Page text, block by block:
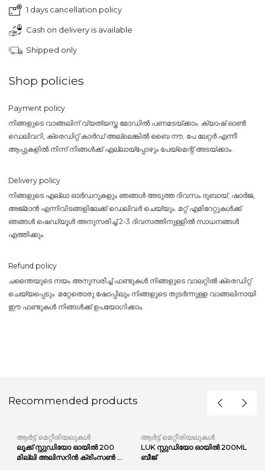
1 days cancellation policy
Cash on delivery is available
Shipped only
Shop policies
Payment policy
നിങ്ങളുടെ വാങ്ങലിന് വ്യത്യസ്ത മോഡിൽ പണമടയ്ക്കാം. ക്യാഷ് ഓൺ
ഡെലിവറി, ക്രെഡിറ്റ് കാർഡ് അല്ലെങ്കിൽ ബൈ നൗ, പേ ലേറ്റർ എന്നീ
ആപ്പുകളിൽ നിന്ന് നിങ്ങൾക്ക് എല്ലായ്പ്പോഴും പേയ്‌മെന്റ് അടയ്ക്കാം.
Delivery policy
നിങ്ങളുടെ എല്ലാ ഓർഡറുകളും ഞങ്ങൾ അടുത്ത ദിവസം ദുബായ്, ഷാർജ,
അജ്മാൻ എന്നിവിടങ്ങളിലേക്ക് ഡെലിവർ ചെയ്യും. മറ്റ് എമിറേറ്റുകൾക്ക്
ഞങ്ങൾ ഷെഡ്യൂൾ അനുസരിച്ച് 2-3 ദിവസത്തിനുള്ളിൽ സാധനങ്ങൾ
എത്തിക്കും.
Refund policy
ചന്തൈയുടെ നയം അനുസരിച്ച് ഫണ്ടുകൾ നിങ്ങളുടെ വാലറ്റിൽ ക്രെഡിറ്റ്
ചെയ്യപ്പെടും. മറ്റേതൊരു ഷോപ്പിലും നിങ്ങളുടെ തുടർന്നുള്ള വാങ്ങലിനായി
ഈ ഫണ്ടുകൾ നിങ്ങൾക്ക് ഉപയോഗിക്കാം.
Recommended products
ആർട്ട് മെറ്റീരിയലുകൾ
ലൂക്ക് സ്റ്റുഡിയോ ഓയിൽ 200
മില്ലി അലിസറിൻ ക്രിംസൺ ...
ആർട്ട് മെറ്റീരിയലുകൾ
LUK സ്റ്റുഡിയോ ഓയിൽ 200ML
ബീജ്